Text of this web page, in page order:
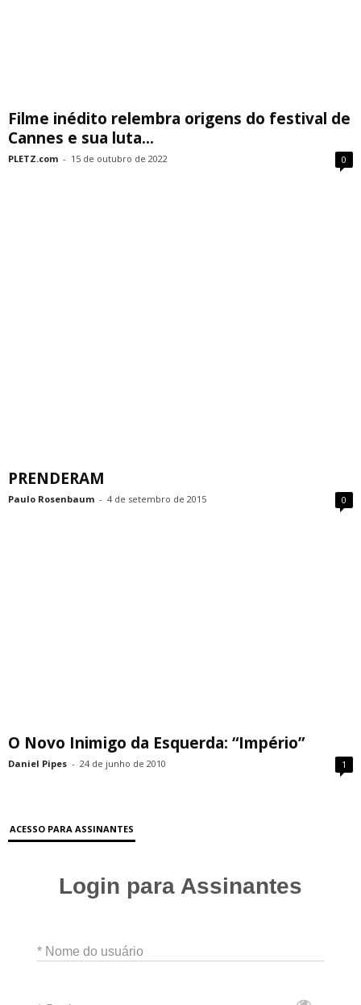
Filme inédito relembra origens do festival de
Cannes e sua luta...
PLETZ.com - 15 de outubro de 2022 0
PRENDERAM
Paulo Rosenbaum - 4 de setembro de 2015 0
O Novo Inimigo da Esquerda: “Império”
Daniel Pipes - 24 de junho de 2010 1
ACESSO PARA ASSINANTES
Login para Assinantes
* Nome do usuário